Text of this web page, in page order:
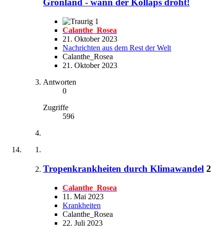
Grönland - wann der Kollaps droht!
1
Calanthe_Rosea
21. Oktober 2023
Nachrichten aus dem Rest der Welt
Calanthe_Rosea
21. Oktober 2023
Antworten
0
Zugriffe
596
Tropenkrankheiten durch Klimawandel 2
Calanthe_Rosea
11. Mai 2023
Krankheiten
Calanthe_Rosea
22. Juli 2023